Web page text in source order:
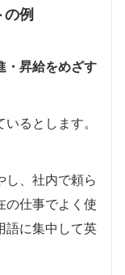
の例
・昇給をめざす
るとします。
し、社内で頼ら
の仕事でよく使
語に集中して英